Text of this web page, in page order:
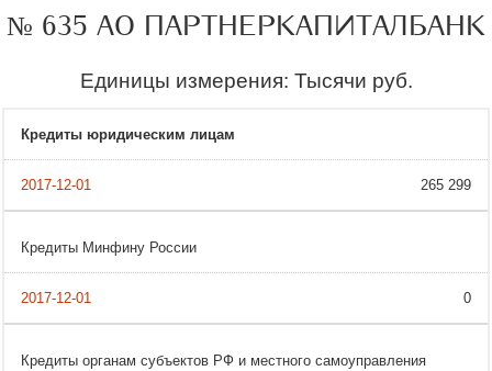
№ 635 АО ПАРТНЕРКАПИТАЛБАНК
Единицы измерения: Тысячи руб.
Кредиты юридическим лицам
265 299
Кредиты Минфину России
0
Кредиты органам субъектов РФ и местного самоуправления